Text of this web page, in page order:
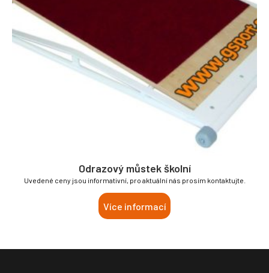
Odrazový můstek školní
Uvedené ceny jsou informativní, pro aktuální nás prosím kontaktujte.
Více informací